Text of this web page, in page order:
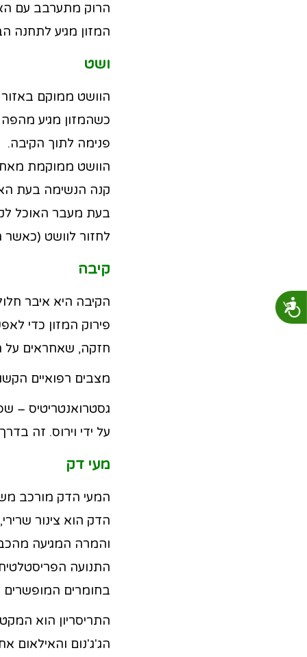
נגישות
הרוק מתערבב עם
המזון מגיע לתחנה
ושט
הוושט ממוקם באזור
כשהמזון מגיע
פנימה לתוך הקיבה.
הוושט ממוקמת
קנה הנשימה בעת
בעת מעבר האוכל
לחזור לוושט
קיבה
הקיבה היא איבר
פירוק המזון כדי
חזקה, שאחראים על
מצבים רפואיים
גסטרואנטריטיס –
על ידי וירוס. זה
מעי דק
המעי הדק מורכב
והמרה המגיעה
התנועה
בחומרים
התריסריון הוא
הג'ג'נום והאילאום